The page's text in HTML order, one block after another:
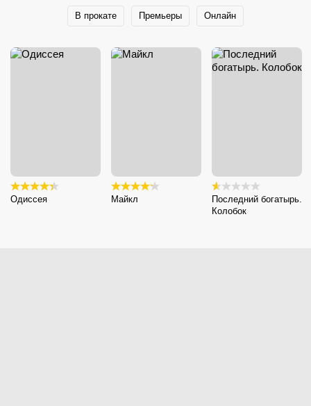
В прокате Премьеры Онлайн
Одиссея Майкл
Последний богатырь.
Колобок